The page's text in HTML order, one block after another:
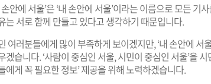
손안에 서울’은 ‘내 손안에 서울’이라는 이름으로 모든
는 서로 함께 만들고 있다고 생각하기 때문입니다.
여러분들에게 많이 부족하게 보이겠지만, ‘내 손안에 서
겠습니다. ‘사람이 중심인 서울, 시민이 중심인 서울’을
에게 꼭 필요한 정보’ 제공을 위해 노력하겠습니다.